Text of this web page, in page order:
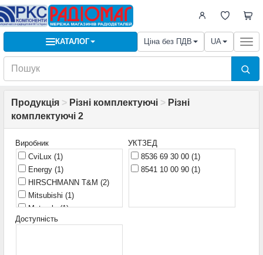
КАТАЛОГ Ціна без ПДВ UA
Продукція > Різні комплектуючі > Різні
комплектуючі 2
Виробник
CviLux (1)
Energy (1)
HIRSCHMANN T&M (2)
Mitsubishi (1)
Motorola(1)
Shukat (1)
УКТЗЕД
8536 69 30 00 (1)
8541 10 00 90 (1)
Доступність